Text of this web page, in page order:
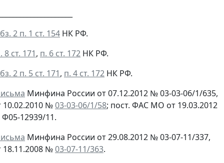
2 п. 1 ст. 154 НК РФ.
8 ст. 171, п. 6 ст. 172 НК РФ.
2 п. 5 ст. 171, п. 4 ст. 172 НК РФ.
Минфина России от 07.12.2012 № 03-03-06/1/635,
10.02.2010 №03-03-06/1/58; пост. ФАС МО от 19.03.2012
12939/11.
Минфина России от 29.08.2012 № 03-07-11/337,
18.11.2008 №03-07-11/363.